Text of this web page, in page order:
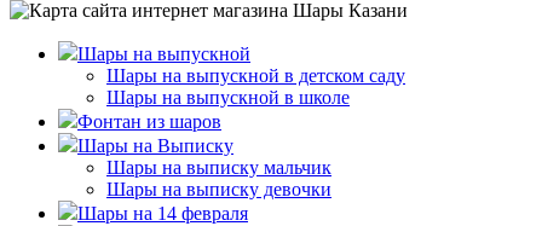
Шары на выпускной
Шары на выпускной в детском саду
Шары на выпускной в школе
Фонтан из шаров
Шары на Выписку
Шары на выписку мальчик
Шары на выписку девочки
Шары на 14 февраля